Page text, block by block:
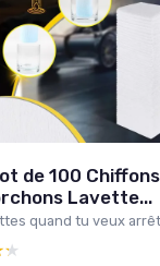
de 100
Lavette...
quand tu veux